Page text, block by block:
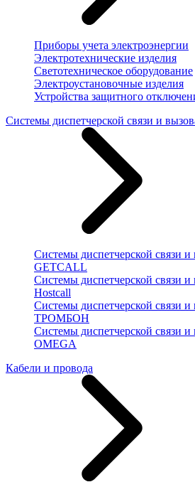
Приборы учета электроэнергии
Электротехнические изделия
Светотехническое оборудование
Электроустановочные изделия
Устройства защитного
Системы диспетчерской связи и
Системы диспетчерской связи и
GETCALL
Системы диспетчерской связи и
Hostcall
Системы диспетчерской связи и
ТРОМБОН
Системы диспетчерской связи и
OMEGA
Кабели и провода